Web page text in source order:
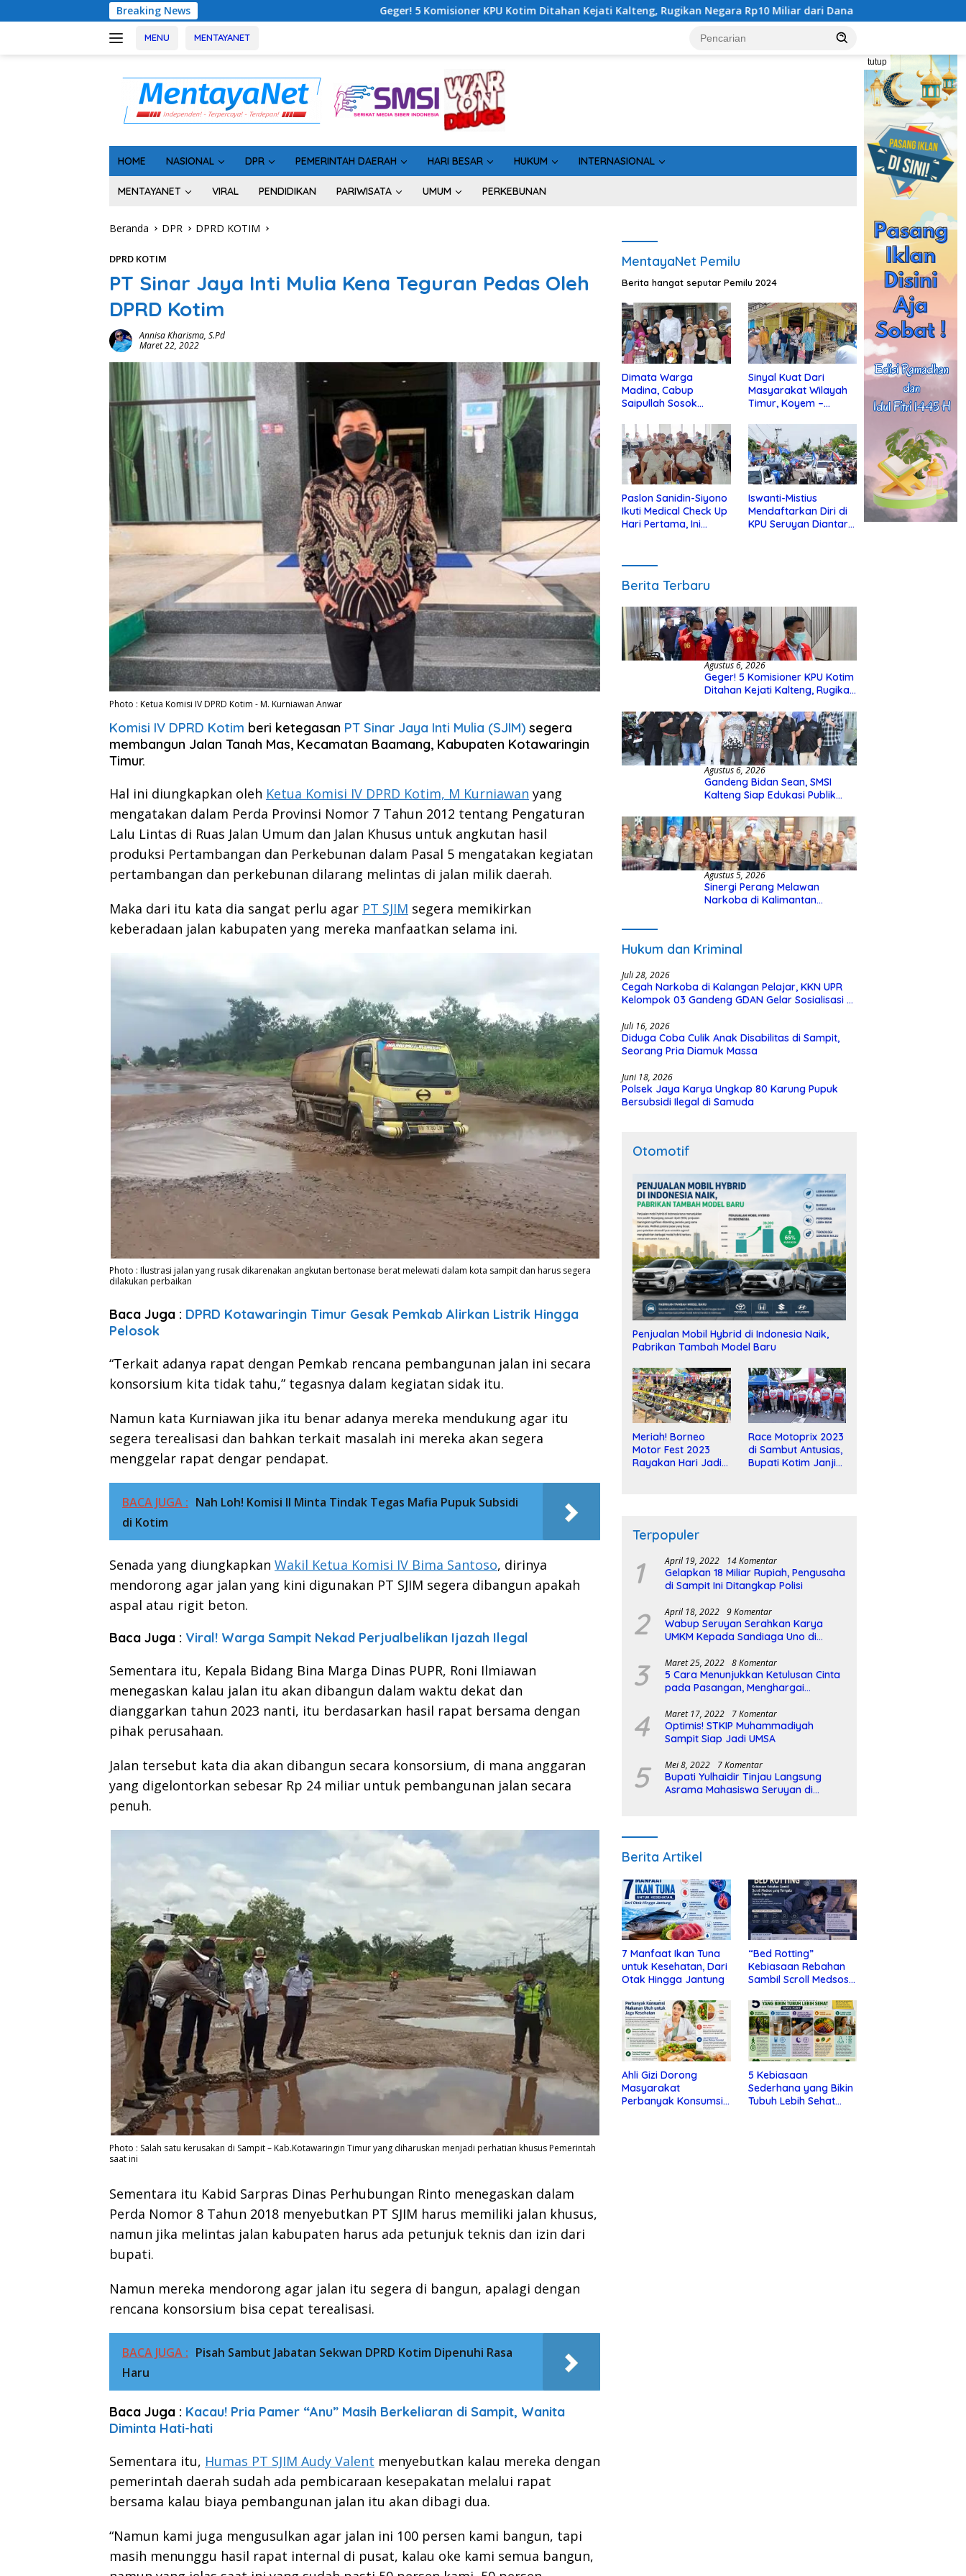
ke
Breaking News Geger! 5 Komisioner KPU Kotim Ditahan Kejati Kalteng, Rugikan Negara Rp10 Miliar dari Dana Hibah Rp40 Miliar Gandeng Bidan Sean,
MENU MENTAYANET
tutup
HOME NASIONAL DPR PEMERINTAH DAERAH HARI BESAR HUKUM INTERNASIONAL
MENTAYANET VIRAL PENDIDIKAN PARIWISATA UMUM PERKEBUNAN
Beranda DPR DPRD KOTIM
DPRD KOTIM
PT Sinar Jaya Inti Mulia Kena Teguran Pedas Oleh
DPRD Kotim
Annisa Kharisma, S.Pd
Maret 22, 2022
Photo : Ketua Komisi IV DPRD Kotim - M. Kurniawan Anwar
Komisi IV DPRD Kotim beri ketegasan PT Sinar Jaya Inti Mulia (SJIM) segera
membangun Jalan Tanah Mas, Kecamatan Baamang, Kabupaten Kotawaringin
Timur.
Hal ini diungkapkan oleh Ketua Komisi IV DPRD Kotim, M Kurniawan yang
mengatakan dalam Perda Provinsi Nomor 7 Tahun 2012 tentang Pengaturan
Lalu Lintas di Ruas Jalan Umum dan Jalan Khusus untuk angkutan hasil
produksi Pertambangan dan Perkebunan dalam Pasal 5 mengatakan kegiatan
pertambangan dan perkebunan dilarang melintas di jalan milik daerah.
Maka dari itu kata dia sangat perlu agar PT SJIM segera memikirkan
keberadaan jalan kabupaten yang mereka manfaatkan selama ini.
Photo : Ilustrasi jalan yang rusak dikarenakan angkutan bertonase berat melewati dalam kota sampit dan harus segera
dilakukan perbaikan
Baca Juga : DPRD Kotawaringin Timur Gesak Pemkab Alirkan Listrik Hingga
Pelosok
“Terkait adanya rapat dengan Pemkab rencana pembangunan jalan ini secara
konsorsium kita tidak tahu,” tegasnya dalam kegiatan sidak itu.
Namun kata Kurniawan jika itu benar adanya mereka mendukung agar itu
segera terealisasi dan bahkan terkait masalah ini mereka akan segera
menggelar rapat dengar pendapat.
BACA JUGA : Nah Loh! Komisi II Minta Tindak Tegas Mafia Pupuk Subsidi
di Kotim
Senada yang diungkapkan Wakil Ketua Komisi IV Bima Santoso, dirinya
mendorong agar jalan yang kini digunakan PT SJIM segera dibangun apakah
aspal atau rigit beton.
Baca Juga : Viral! Warga Sampit Nekad Perjualbelikan Ijazah Ilegal
Sementara itu, Kepala Bidang Bina Marga Dinas PUPR, Roni Ilmiawan
menegaskan kalau jalan itu akan dibangun dalam waktu dekat dan
dianggarkan tahun 2023 nanti, itu berdasarkan hasil rapat bersama dengan
pihak perusahaan.
Jalan tersebut kata dia akan dibangun secara konsorsium, di mana anggaran
yang digelontorkan sebesar Rp 24 miliar untuk pembangunan jalan secara
penuh.
Photo : Salah satu kerusakan di Sampit – Kab.Kotawaringin Timur yang diharuskan menjadi perhatian khusus Pemerintah
saat ini
Sementara itu Kabid Sarpras Dinas Perhubungan Rinto menegaskan dalam
Perda Nomor 8 Tahun 2018 menyebutkan PT SJIM harus memiliki jalan khusus,
namun jika melintas jalan kabupaten harus ada petunjuk teknis dan izin dari
bupati.
Namun mereka mendorong agar jalan itu segera di bangun, apalagi dengan
rencana konsorsium bisa cepat terealisasi.
BACA JUGA : Pisah Sambut Jabatan Sekwan DPRD Kotim Dipenuhi Rasa
Haru
Baca Juga : Kacau! Pria Pamer “Anu” Masih Berkeliaran di Sampit, Wanita
Diminta Hati-hati
Sementara itu, Humas PT SJIM Audy Valent menyebutkan kalau mereka dengan
pemerintah daerah sudah ada pembicaraan kesepakatan melalui rapat
bersama kalau biaya pembangunan jalan itu akan dibagi dua.
“Namun kami juga mengusulkan agar jalan ini 100 persen kami bangun, tapi
masih menunggu hasil rapat internal di pusat, kalau oke kami semua bangun,
MentayaNet Pemilu
Berita hangat seputar Pemilu 2024
Dimata Warga
Madina, Cabup
Saipullah Sosok
Anak Yatim
Sinyal Kuat Dari
Masyarakat Wilayah
Timur, Koyem –
di Kotim
Paslon Sanidin-Siyono
Ikuti Medical Check Up
Hari Pertama, Ini
Iswanti-Mistius
Mendaftarkan Diri di
KPU Seruyan Diantar
Berita Terbaru
Agustus 6, 2026
Geger! 5 Komisioner KPU Kotim
Ditahan Kejati Kalteng, Rugikan
Hibah Rp40 Miliar
Agustus 6, 2026
Gandeng Bidan Sean, SMSI
Kalteng Siap Edukasi Publik
Agustus 5, 2026
Sinergi Perang Melawan
Narkoba di Kalimantan
Hukum dan Kriminal
Juli 28, 2026
Cegah Narkoba di Kalangan Pelajar, KKN UPR
Kelompok 03 Gandeng GDAN Gelar Sosialisasi di
Juli 16, 2026
Diduga Coba Culik Anak Disabilitas di Sampit,
Seorang Pria Diamuk Massa
Juni 18, 2026
Polsek Jaya Karya Ungkap 80 Karung Pupuk
Bersubsidi Ilegal di Samuda
Otomotif
Penjualan Mobil Hybrid di Indonesia Naik,
Pabrikan Tambah Model Baru
Meriah! Borneo
Motor Fest 2023
Rayakan Hari Jadi
Race Motoprix 2023
di Sambut Antusias,
Bupati Kotim Janji
Terpopuler
1 April 19, 2022 14 Komentar
Gelapkan 18 Miliar Rupiah, Pengusaha
di Sampit Ini Ditangkap Polisi
2 April 18, 2022 9 Komentar
Wabup Seruyan Serahkan Karya
UMKM Kepada Sandiaga Uno di
3 Maret 25, 2022 8 Komentar
5 Cara Menunjukkan Ketulusan Cinta
pada Pasangan, Menghargai
4 Maret 17, 2022 7 Komentar
Optimis! STKIP Muhammadiyah
Sampit Siap Jadi UMSA
5 Mei 8, 2022 7 Komentar
Bupati Yulhaidir Tinjau Langsung
Asrama Mahasiswa Seruyan di
Berita Artikel
7 Manfaat Ikan Tuna
untuk Kesehatan, Dari
Otak Hingga Jantung
“Bed Rotting”
Kebiasaan Rebahan
Sambil Scroll Medsos
Depresi
Ahli Gizi Dorong
Masyarakat
Perbanyak Konsumsi
5 Kebiasaan
Sederhana yang Bikin
Tubuh Lebih Sehat